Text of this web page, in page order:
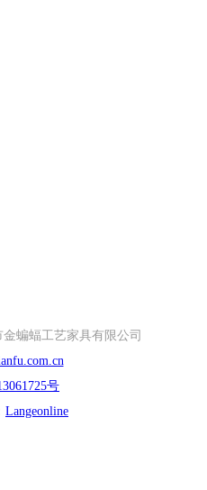
蝙蝠工艺家具有限公司
号
Langeonline